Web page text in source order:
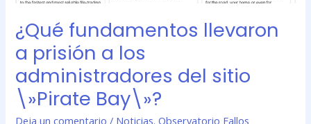
¿Qué fundamentos llevaron
a prisión a los
administradores del sitio
\»Pirate Bay\»?
Deja un comentario / Noticias. Observatorio Fallos
Bay\»?